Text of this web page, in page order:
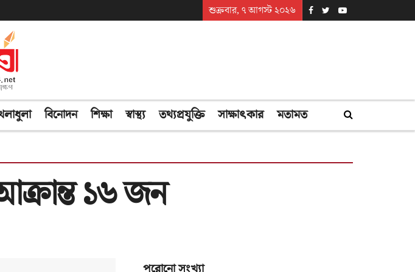
শুক্রবার, ৭ আগস্ট ২০২৬
বিনোদন শিক্ষা স্বাস্থ্য তথ্যপ্রযুক্তি সাক্ষাৎকার মতামত
১৬ জন